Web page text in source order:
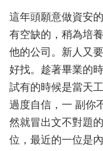
這年頭願意做資安
有空缺的，稍為培
他的公司。新人又
好找。趁著畢業的
試有的時候是當天
過度自信，一 副你
然就冒出文不對題
位，最近的一位是